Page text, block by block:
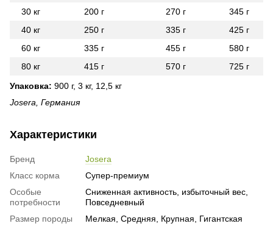
30 кг
200 г 270 г
345 г
40 кг
250 г 335 г
425 г
60 кг
335 г 455 г
580 г
80 кг
415 г 570 г
725 г
Упаковка: 900 г, 3 кг, 12,5 кг
Josera, Германия
Характеристики
Бренд
Josera
Класс корма
Супер-премиум
Особые
потребности
Сниженная активность, избыточный вес,
Повседневный
Размер породы
Мелкая, Средняя, Крупная, Гигантская